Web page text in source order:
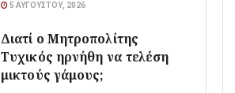
5 ΑΥΓΟΎΣΤΟΥ, 2026
Διατί ο Μητροπολίτης
Τυχικός ηρνήθη να τελέση
μικτούς γάμους;